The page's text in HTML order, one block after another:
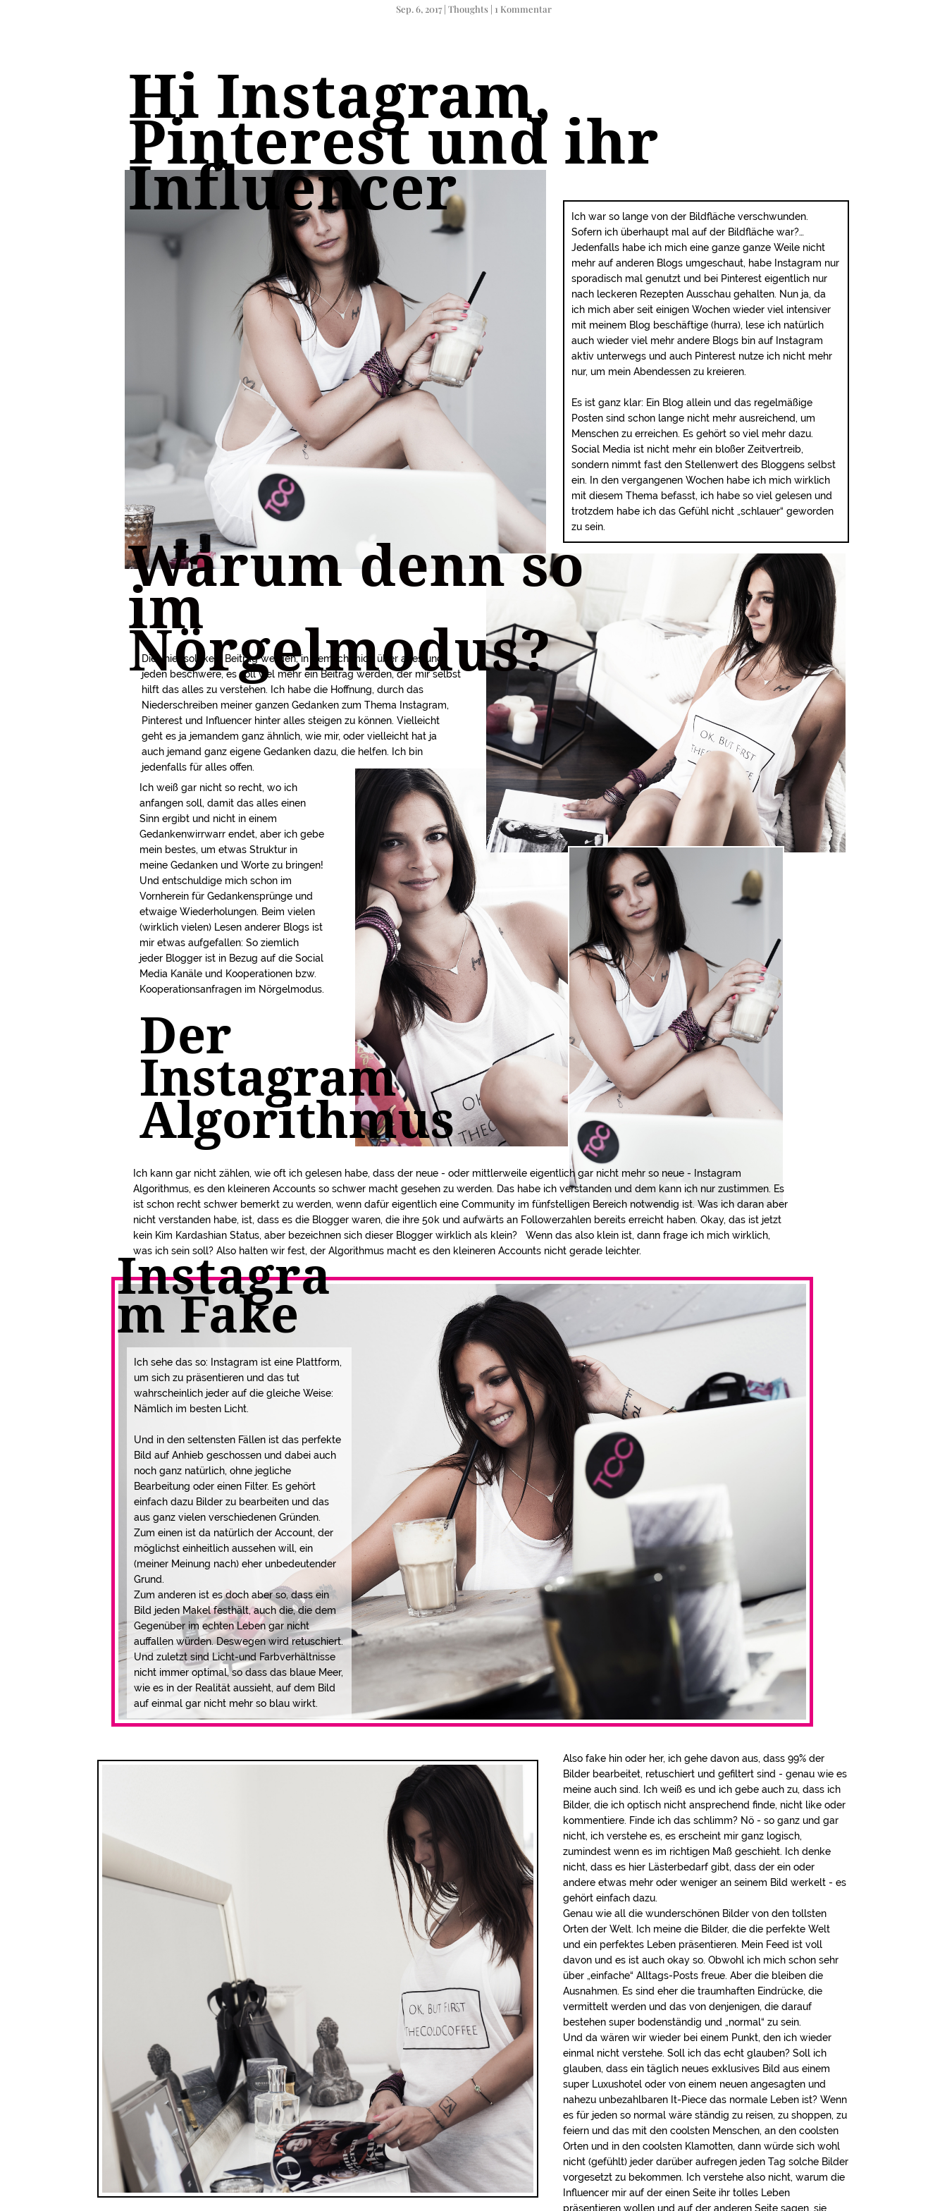
Sep. 6, 2017| Thoughts| 1 Kommentar
Ich war so lange von der Bildfläche verschwunden.
Sofern ich überhaupt mal auf der Bildfläche war?…
Jedenfalls habe ich mich eine ganze ganze Weile nicht
mehr auf anderen Blogs umgeschaut, habe Instagram nur
sporadisch mal genutzt und bei Pinterest eigentlich nur
nach leckeren Rezepten Ausschau gehalten. Nun ja, da
ich mich aber seit einigen Wochen wieder viel intensiver
mit meinem Blog beschäftige (hurra), lese ich natürlich
auch wieder viel mehr andere Blogs bin auf Instagram
aktiv unterwegs und auch Pinterest nutze ich nicht mehr
nur, um mein Abendessen zu kreieren.
Es ist ganz klar: Ein Blog allein und das regelmäßige
Posten sind schon lange nicht mehr ausreichend, um
Menschen zu erreichen. Es gehört so viel mehr dazu.
Social Media ist nicht mehr ein bloßer Zeitvertreib,
sondern nimmt fast den Stellenwert des Bloggens selbst
ein. In den vergangenen Wochen habe ich mich wirklich
mit diesem Thema befasst, ich habe so viel gelesen und
trotzdem habe ich das Gefühl nicht „schlauer“ geworden
zu sein.
Hi Instagram,
Pinterest und ihr
Influencer
Warum denn so
im
Nörgelmodus?
Dies hier soll kein Beitrag werden, in dem ich mich über alles und
jeden beschwere, es soll viel mehr ein Beitrag werden, der mir selbst
hilft das alles zu verstehen. Ich habe die Hoffnung, durch das
Niederschreiben meiner ganzen Gedanken zum Thema Instagram,
Pinterest und Influencer hinter alles steigen zu können. Vielleicht
geht es ja jemandem ganz ähnlich, wie mir, oder vielleicht hat ja
auch jemand ganz eigene Gedanken dazu, die helfen. Ich bin
jedenfalls für alles offen.
Ich weiß gar nicht so recht, wo ich
anfangen soll, damit das alles einen
Sinn ergibt und nicht in einem
Gedankenwirrwarr endet, aber ich gebe
mein bestes, um etwas Struktur in
meine Gedanken und Worte zu bringen!
Und entschuldige mich schon im
Vornherein für Gedankensprünge und
etwaige Wiederholungen. Beim vielen
(wirklich vielen) Lesen anderer Blogs ist
mir etwas aufgefallen: So ziemlich
jeder Blogger ist in Bezug auf die Social
Media Kanäle und Kooperationen bzw.
Kooperationsanfragen im Nörgelmodus.
Der
Instagram
Algorithmus
Ich kann gar nicht zählen, wie oft ich gelesen habe, dass der neue - oder mittlerweile eigentlich gar nicht mehr so neue - Instagram
Algorithmus, es den kleineren Accounts so schwer macht gesehen zu werden. Das habe ich verstanden und dem kann ich nur zustimmen. Es
ist schon recht schwer bemerkt zu werden, wenn dafür eigentlich eine Community im fünfstelligen Bereich notwendig ist. Was ich daran aber
nicht verstanden habe, ist, dass es die Blogger waren, die ihre 50k und aufwärts an Followerzahlen bereits erreicht haben. Okay, das ist jetzt
kein Kim Kardashian Status, aber bezeichnen sich dieser Blogger wirklich als klein? Wenn das also klein ist, dann frage ich mich wirklich,
was ich sein soll? Also halten wir fest, der Algorithmus macht es den kleineren Accounts nicht gerade leichter.
Ich sehe das so: Instagram ist eine Plattform,
um sich zu präsentieren und das tut
wahrscheinlich jeder auf die gleiche Weise:
Nämlich im besten Licht.
Und in den seltensten Fällen ist das perfekte
Bild auf Anhieb geschossen und dabei auch
noch ganz natürlich, ohne jegliche
Bearbeitung oder einen Filter. Es gehört
einfach dazu Bilder zu bearbeiten und das
aus ganz vielen verschiedenen Gründen.
Zum einen ist da natürlich der Account, der
möglichst einheitlich aussehen will, ein
(meiner Meinung nach) eher unbedeutender
Grund.
Zum anderen ist es doch aber so, dass ein
Bild jeden Makel festhält, auch die, die dem
Gegenüber im echten Leben gar nicht
auffallen würden. Deswegen wird retuschiert.
Und zuletzt sind Licht-und Farbverhältnisse
nicht immer optimal, so dass das blaue Meer,
wie es in der Realität aussieht, auf dem Bild
auf einmal gar nicht mehr so blau wirkt.
Instagra
m Fake
Also fake hin oder her, ich gehe davon aus, dass 99% der
Bilder bearbeitet, retuschiert und gefiltert sind - genau wie es
meine auch sind. Ich weiß es und ich gebe auch zu, dass ich
Bilder, die ich optisch nicht ansprechend finde, nicht like oder
kommentiere. Finde ich das schlimm? Nö - so ganz und gar
nicht, ich verstehe es, es erscheint mir ganz logisch,
zumindest wenn es im richtigen Maß geschieht. Ich denke
nicht, dass es hier Lästerbedarf gibt, dass der ein oder
andere etwas mehr oder weniger an seinem Bild werkelt - es
gehört einfach dazu.
Genau wie all die wunderschönen Bilder von den tollsten
Orten der Welt. Ich meine die Bilder, die die perfekte Welt
und ein perfektes Leben präsentieren. Mein Feed ist voll
davon und es ist auch okay so. Obwohl ich mich schon sehr
über „einfache“ Alltags-Posts freue. Aber die bleiben die
Ausnahmen. Es sind eher die traumhaften Eindrücke, die
vermittelt werden und das von denjenigen, die darauf
bestehen super bodenständig und „normal“ zu sein.
Und da wären wir wieder bei einem Punkt, den ich wieder
einmal nicht verstehe. Soll ich das echt glauben? Soll ich
glauben, dass ein täglich neues exklusives Bild aus einem
super Luxushotel oder von einem neuen angesagten und
nahezu unbezahlbaren It-Piece das normale Leben ist? Wenn
es für jeden so normal wäre ständig zu reisen, zu shoppen, zu
feiern und das mit den coolsten Menschen, an den coolsten
Orten und in den coolsten Klamotten, dann würde sich wohl
nicht (gefühlt) jeder darüber aufregen jeden Tag solche Bilder
vorgesetzt zu bekommen. Ich verstehe also nicht, warum die
Influencer mir auf der einen Seite ihr tolles Leben
präsentieren wollen und auf der anderen Seite sagen, sie